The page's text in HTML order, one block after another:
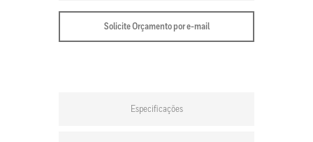
Solicite Orçamento por e-mail
Especificações